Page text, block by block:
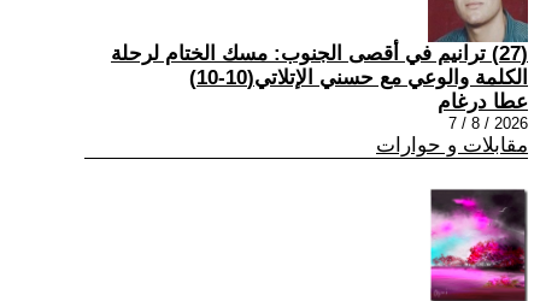
(27) ترانيم في أقصى الجنوب: مسك الختام لرحلة
الكلمة والوعي مع حسني الإتلاتي(10-10)
عطا درغام
2026 / 8 / 7
مقابلات و حوارات